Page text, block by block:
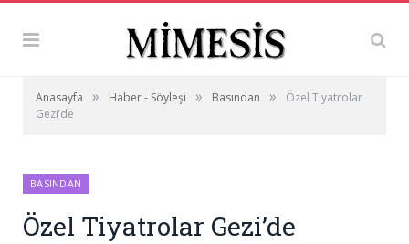
Anasayfa » Haber - Söyleşi » Basından »
Özel Tiyatrolar
Gezi’de
BASINDAN
Özel Tiyatrolar Gezi’de